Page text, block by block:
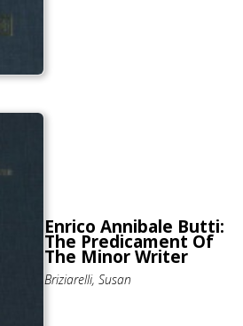
Enrico Annibale Butti:
The Predicament Of
The Minor Writer
Briziarelli, Susan